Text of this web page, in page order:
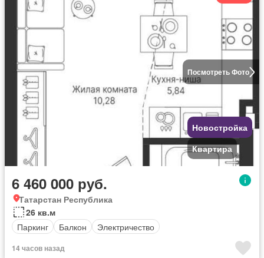
Посмотреть Фото
Новостройка
Квартира
6 460 000 руб.
Татарстан Республика
26 кв.м
Паркинг
Балкон Электричество
14 часов назад